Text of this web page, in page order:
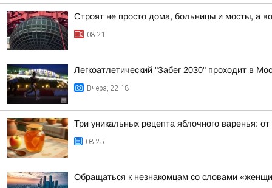
Строят не просто дома, больницы и мосты, а
08:21
Легкоатлетический "Забег 2030" проходит в
Вчера, 22:18
Три уникальных рецепта яблочного варенья:
08:25
Обращаться к незнакомцам со словами